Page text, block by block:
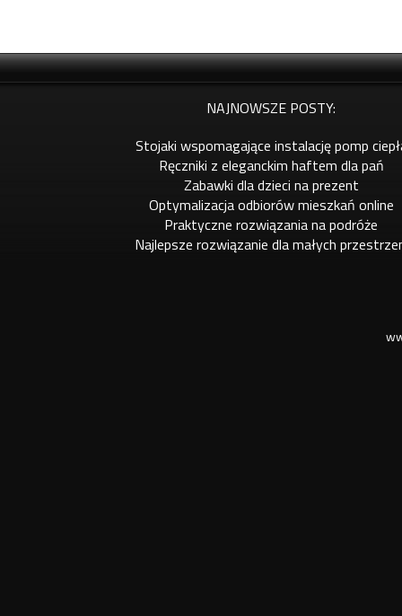
NAJNOWSZE POSTY:
Stojaki wspomagające instalację pomp
Ręczniki z eleganckim haftem dla pań
Zabawki dla dzieci na prezent
Optymalizacja odbiorów mieszkań online
Praktyczne rozwiązania na podróże
Najlepsze rozwiązanie dla małych